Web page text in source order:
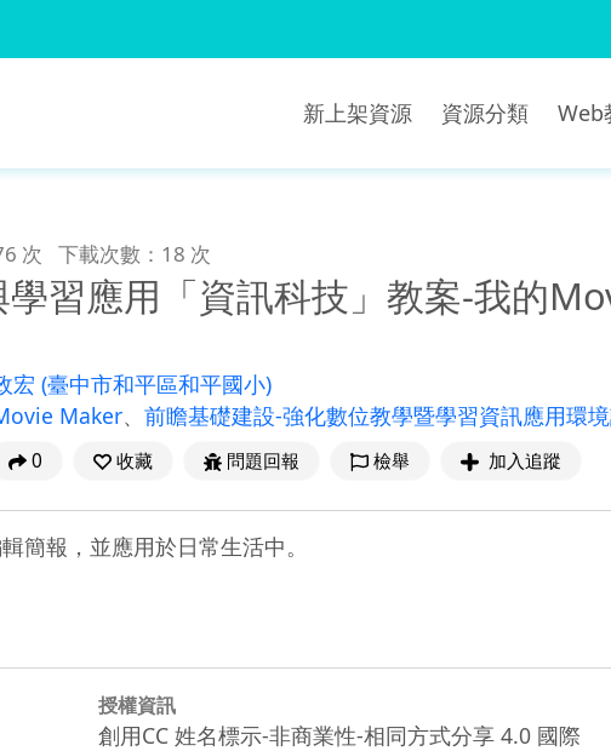
新上架資源 資源分類 Web
次 下載次數：18 次
學習應用「資訊科技」教案-我的
宏 (臺中市和平區和平國小)
Maker、 前瞻基礎建設-強化數位教學暨學習資訊應用環
0 收藏 問題回報 檢舉 加入追蹤
簡報，並應用於日常生活中。
授權資訊
創用CC 姓名標示-非商業性-相同方式分享 4.0 國際